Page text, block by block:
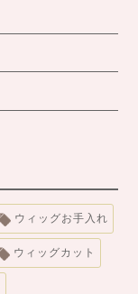
ウィッグお手入れ
ウィッグカット